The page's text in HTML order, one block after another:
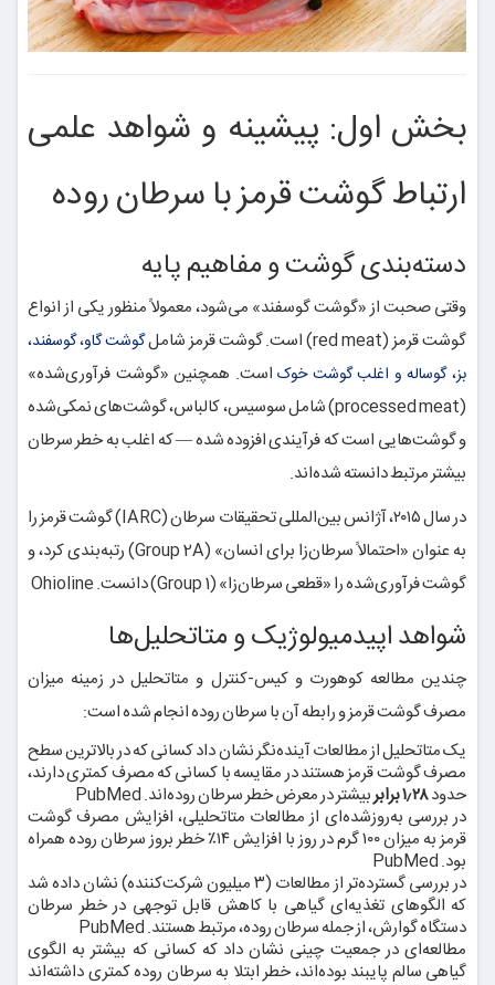
بخش اول: پیشینه و شواهد علمی
ارتباط گوشت قرمز با سرطان روده
دسته‌بندی گوشت و مفاهیم پایه
وقتی صحبت از «گوشت گوسفند» می‌شود، معمولاً منظور یکی از انواع
گوشت قرمز (red meat) است. گوشت قرمز شامل
گوشت گاو، گوسفند،
بز، گوساله و اغلب گوشت خوکاست. همچنین «گوشت فرآوری‌شده»
(processed meat) شامل سوسیس، کالباس، گوشت‌های نمکی‌شده
و گوشت‌هایی است که فرآیندی افزوده شده — که اغلب به خطر سرطان
بیشتر مرتبط دانسته شده‌اند.
در سال ۲۰۱۵، آژانس بین‌المللی تحقیقات سرطان (IARC) گوشت قرمز را
به عنوان «احتمالاً سرطان‌زا برای انسان» (Group 2A) رتبه‌بندی کرد، و
گوشت فرآوری‌شده را «قطعی سرطان‌زا» (Group 1) دانست. Ohioline
شواهد اپیدمیولوژیک و متا‌تحلیل‌ها
چندین مطالعه کوهورت و کیس-کنترل و متا‌تحلیل در زمینه میزان
مصرف گوشت قرمز و رابطه آن با سرطان روده انجام شده است:
یک متا‌تحلیل از مطالعات آینده‌نگر نشان داد کسانی که در بالاترین سطح
مصرف گوشت قرمز هستند در مقایسه با کسانی که مصرف کمتری دارند،
حدود۱٫۲۸ برابر
بیشتر در معرض خطر سرطان روده‌اند. PubMed
در بررسی به‌روزشده‌ای از مطالعات متا‌تحلیلی، افزایش مصرف گوشت
قرمز به میزان ۱۰۰ گرم در روز با افزایش ۱۴٪ خطر بروز سرطان روده همراه
بود. PubMed
در بررسی گسترده‌تر از مطالعات (۳ میلیون شرکت‌کننده) نشان داده شد
که الگوهای تغذیه‌ای گیاهی با کاهش قابل توجهی در خطر سرطان
دستگاه گوارش، از جمله سرطان روده، مرتبط هستند. PubMed
مطالعه‌ای در جمعیت چینی نشان داد که کسانی که بیشتر به الگوی
گیاهی سالم پایبند بوده‌اند، خطر ابتلا به سرطان روده کمتری داشته‌اند